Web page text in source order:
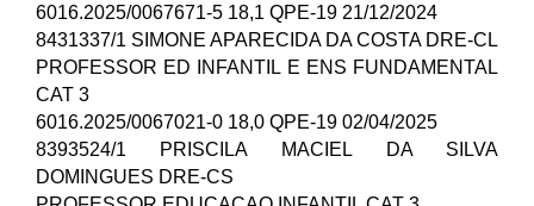
6016.2025/0067671-5 18,1 QPE-19 21/12/2024
8431337/1 SIMONE APARECIDA DA COSTA DRE-CL
PROFESSOR ED INFANTIL E ENS FUNDAMENTAL
CAT 3
6016.2025/0067021-0 18,0 QPE-19 02/04/2025
8393524/1 PRISCILA MACIEL DA SILVA
DOMINGUES DRE-CS